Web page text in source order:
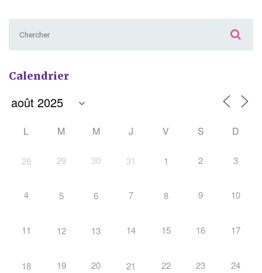
Calendrier
L M M J V S D
28 29 30 31 1 2 3
4 5 6 7 8 9 10
11 12 13 14 15 16 17
18 19 20 21 22 23 24